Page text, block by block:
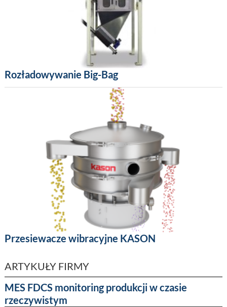
Rozładowywanie Big-Bag
Przesiewacze wibracyjne KASON
ARTYKUŁY FIRMY
MES FDCS monitoring produkcji w czasie
rzeczywistym